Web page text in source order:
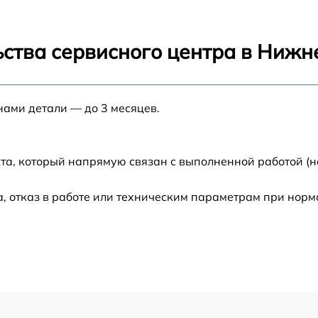
от 100 мин
сервисного центра в
детали — до 3 месяцев.
который напрямую связан с выполненной работой
в работе или техническим параметрам при